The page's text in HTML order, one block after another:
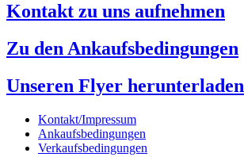
Kontakt zu uns aufnehmen
Zu den Ankaufsbedingungen
Unseren Flyer herunterladen
Kontakt/Impressum
Ankaufsbedingungen
Verkaufsbedingungen